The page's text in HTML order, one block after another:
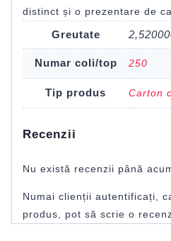
distinct și o prezentare de
Greutate
Numar coli/top 250
Tip produs Carton
Recenzii
Nu există recenzii până
Numai clienții autentificați,
produs, pot să scrie o